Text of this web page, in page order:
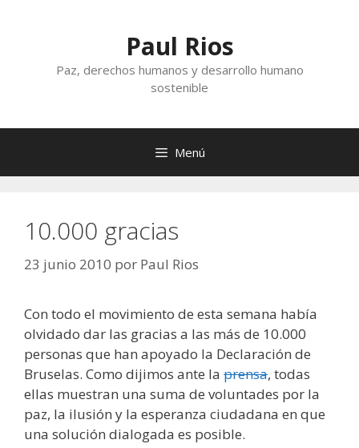
Paul Rios
Paz, derechos humanos y desarrollo humano
sostenible
Menú
10.000 gracias
23 junio 2010 por Paul Rios
Con todo el movimiento de esta semana había
olvidado dar las gracias a las más de 10.000
personas que han apoyado la Declaración de
Bruselas. Como dijimos ante la prensa, todas
ellas muestran una suma de voluntades por la
paz, la ilusión y la esperanza ciudadana en que
una solución dialogada es posible.